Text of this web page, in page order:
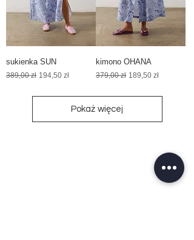
sukienka SUN
Regularna cena
389,00 zł Cena rabatowa
194,50 zł
kimono OHANA
Regularna cena
379,00 zł Cena rabatowa
189,50 zł
Pokaż więcej